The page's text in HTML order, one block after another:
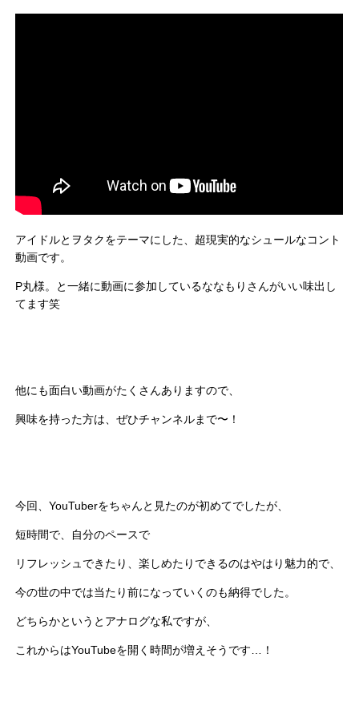
アイドルとヲタクをテーマにした、超現実的なシュールなコント
動画です。
P丸様。と一緒に動画に参加しているななもりさんがいい味出し
てます笑
他にも面白い動画がたくさんありますので、
興味を持った方は、ぜひチャンネルまで〜！
今回、YouTuberをちゃんと見たのが初めてでしたが、
短時間で、自分のペースで
リフレッシュできたり、楽しめたりできるのはやはり魅力的で、
今の世の中では当たり前になっていくのも納得でした。
どちらかというとアナログな私ですが、
これからはYouTubeを開く時間が増えそうです…！